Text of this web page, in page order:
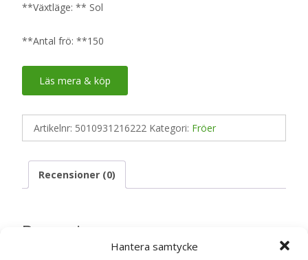
Hantera samtycke
**Växtläge: ** Sol
**Antal frö: **150
Läs mera & köp
Artikelnr: 5010931216222 Kategori: Fröer
Recensioner (0)
Recensioner